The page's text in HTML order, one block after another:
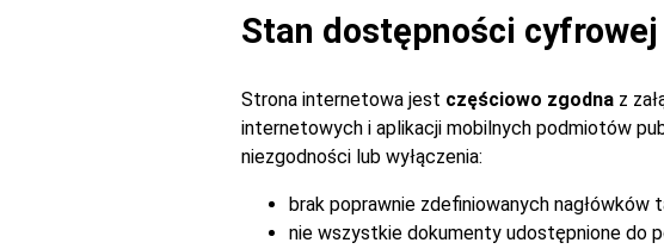
Stan dostępności cyfrowej
Strona internetowa jest częściowo zgodna z
internetowych i aplikacji mobilnych podmiotów
niezgodności lub wyłączenia:
brak poprawnie zdefiniowanych nagłówków
nie wszystkie dokumenty udostępnione do